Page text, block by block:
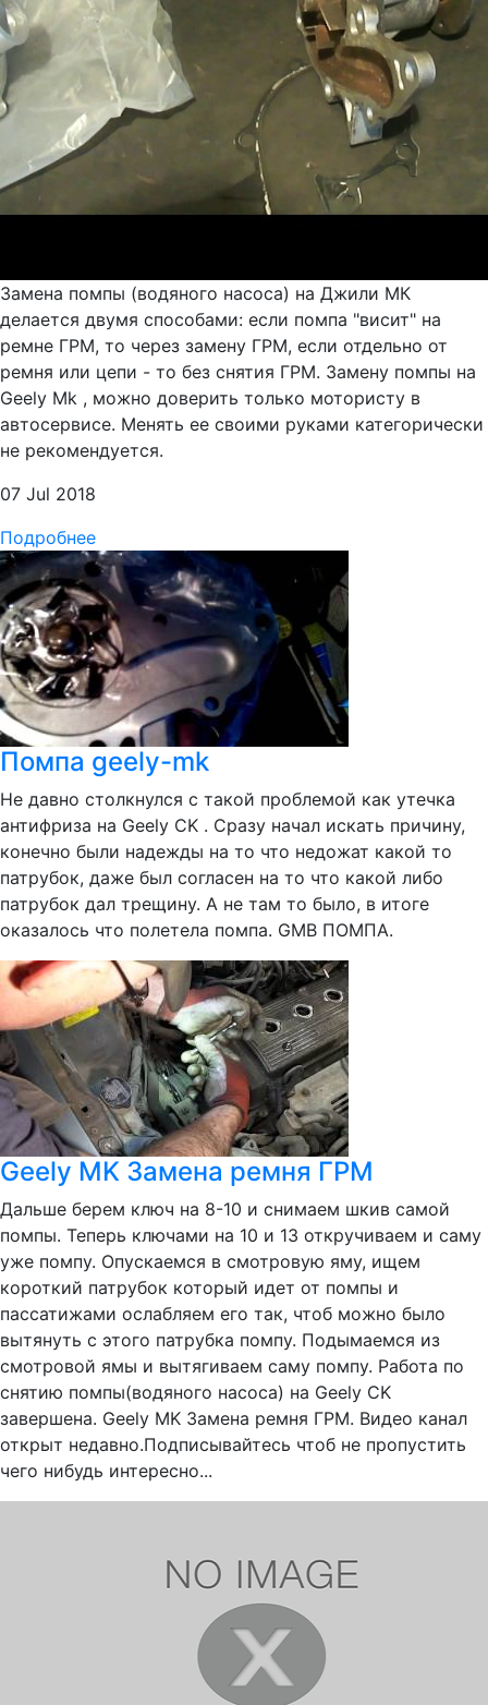
Замена помпы (водяного насоса) на Джили МК
делается двумя способами: если помпа "висит" на
ремне ГРМ, то через замену ГРМ, если отдельно от
ремня или цепи - то без снятия ГРМ. Замену помпы на
Geely Mk , можно доверить только мотористу в
автосервисе. Менять ее своими руками категорически
не рекомендуется.
07 Jul 2018
Подробнее
Помпа geely-mk
Не давно столкнулся с такой проблемой как утечка
антифриза на Geely CK . Сразу начал искать причину,
конечно были надежды на то что недожат какой то
патрубок, даже был согласен на то что какой либо
патрубок дал трещину. А не там то было, в итоге
оказалось что полетела помпа. GMB ПОМПА.
Geely MK Замена ремня ГРМ
Дальше берем ключ на 8-10 и снимаем шкив самой
помпы. Теперь ключами на 10 и 13 откручиваем и саму
уже помпу. Опускаемся в смотровую яму, ищем
короткий патрубок который идет от помпы и
пассатижами ослабляем его так, чтоб можно было
вытянуть с этого патрубка помпу. Подымаемся из
смотровой ямы и вытягиваем саму помпу. Работа по
снятию помпы(водяного насоса) на Geely CK
завершена. Geely MK Замена ремня ГРМ. Видео канал
открыт недавно.Подписывайтесь чтоб не пропустить
чего нибудь интересно...